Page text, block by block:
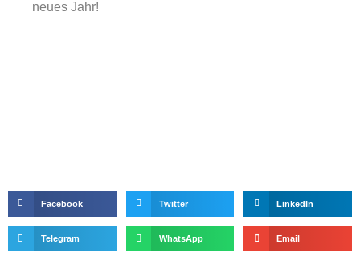
neues Jahr!
Facebook Twitter LinkedIn
Telegram WhatsApp Email